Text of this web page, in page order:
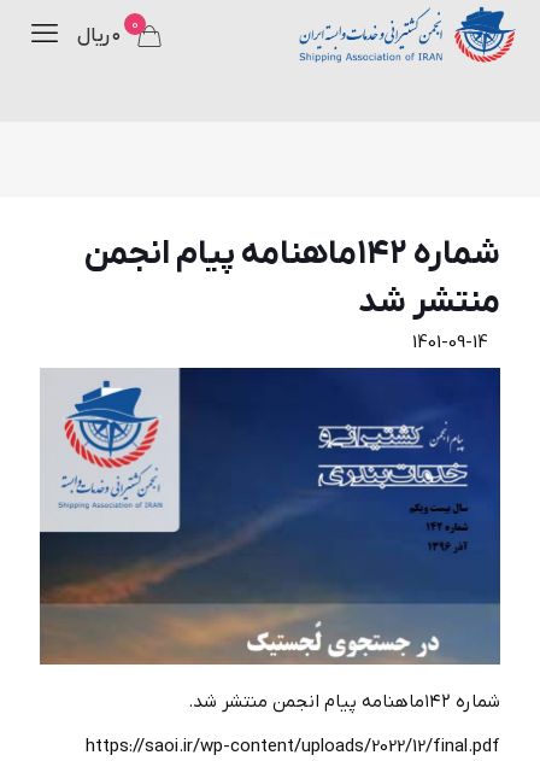
0 ۰ ریال
شماره ۱۴۲ماهنامه پیام انجمن
منتشر شد
1401-09-14
شماره ۱۴۲ماهنامه پیام انجمن منتشر شد.
https://saoi.ir/wp-content/uploads/2022/12/final.pdf